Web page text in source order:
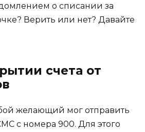
о списании за
Верить или нет? Давайте
счета от
желающий мог отправить
с номера 900. Для этого